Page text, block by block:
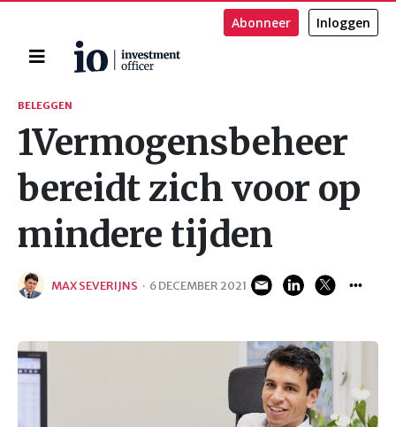
Home
Abonneer Inloggen
Zoeken
BELEGGEN
1Vermogensbeheer
bereidt zich voor op
mindere tijden
MAX SEVERIJNS · 6 DECEMBER 2021